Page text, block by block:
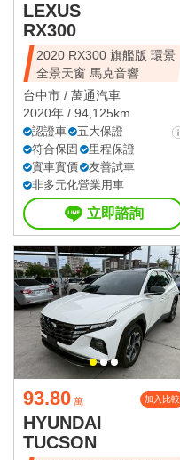
LEXUS
RX300
2020 RX300 旗艦版 環景
全景天窗 馬克音響
台中市 / 萬通汽車
2020年 / 94,125km
認證車
五大保證
符合保固
里程保證
實車實價
友善試車
非多元化營業用車
立即諮詢
93.80 萬 加入比較
HYUNDAI
TUCSON